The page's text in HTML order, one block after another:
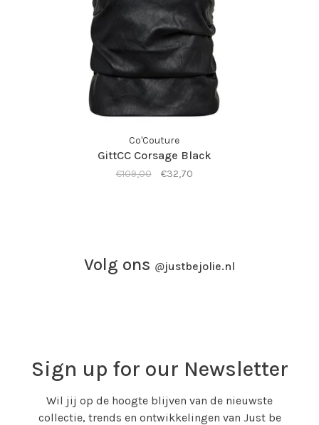
Co'Couture
GittCC Corsage Black
€109,00 €32,70
Volg ons @justbejolie.nl
Sign up for our Newsletter
Wil jij op de hoogte blijven van de nieuwste
collectie, trends en ontwikkelingen van Just be